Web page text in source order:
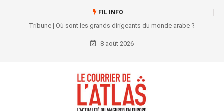
FIL INFO
Tribune | Où sont les grands dirigeants du monde arabe ?
8 août 2026